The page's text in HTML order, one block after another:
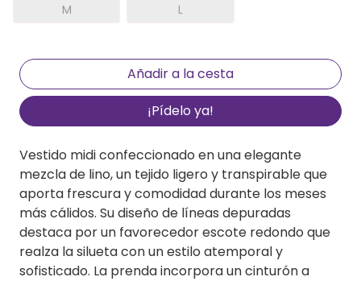
M L
¡Pídelo ya!
Vestido midi confeccionado en una elegante
mezcla de lino, un tejido ligero y transpirable que
aporta frescura y comodidad durante los meses
más cálidos. Su diseño de líneas depuradas
destaca por un favorecedor escote redondo que
realza la silueta con un estilo atemporal y
sofisticado. La prenda incorpora un cinturón a